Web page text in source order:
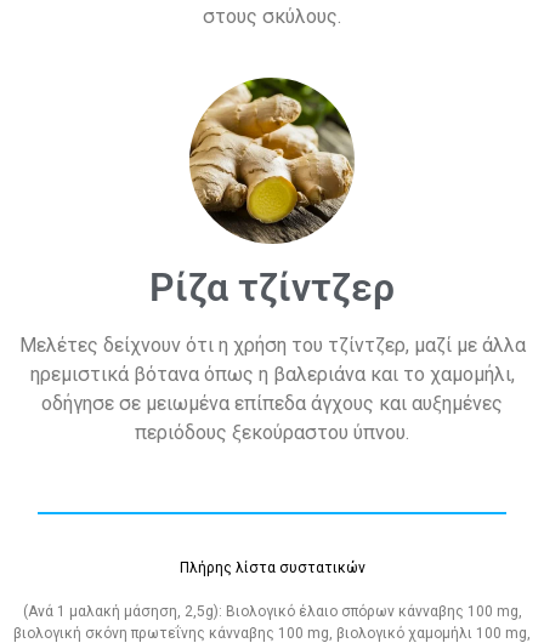
στους σκύλους.
Ρίζα τζίντζερ
Μελέτες δείχνουν ότι η χρήση του τζίντζερ, μαζί με άλλα
ηρεμιστικά βότανα όπως η βαλεριάνα και το χαμομήλι,
οδήγησε σε μειωμένα επίπεδα άγχους και αυξημένες
περιόδους ξεκούραστου ύπνου.
Πλήρης λίστα συστατικών
(Ανά 1 μαλακή μάσηση, 2,5g): Βιολογικό έλαιο σπόρων κάνναβης 100 mg,
βιολογική σκόνη πρωτεΐνης κάνναβης 100 mg, βιολογικό χαμομήλι 100 mg,